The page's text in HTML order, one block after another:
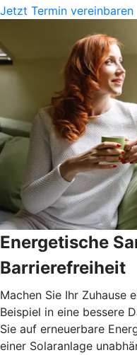
Jetzt Termin vereinbaren
Energetische
Barrierefreiheit
Machen Sie Ihr Zuhause
Beispiel in eine bessere
Sie auf erneuerbare
einer Solaranlage